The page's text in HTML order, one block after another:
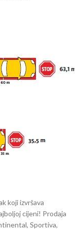
koji izvršava
cijeni! Prodaja
Sportiva,